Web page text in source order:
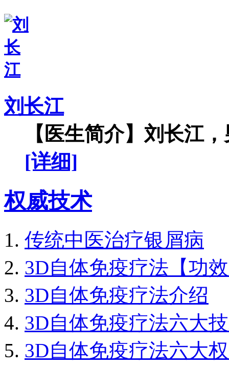
刘长江
【医生简介】刘长江
[详细]
权威技术
传统中医治疗银屑病
3D自体免疫疗法【功
3D自体免疫疗法介绍
3D自体免疫疗法六大
3D自体免疫疗法六大